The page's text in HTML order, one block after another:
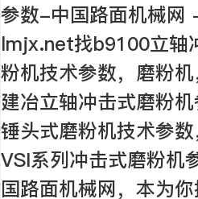
参数-中国路面机械网
lmjx.net找b9100立轴
粉机技术参数，磨粉
建冶立轴冲击式磨粉机
锤头式磨粉机技术参
VSI系列冲击式磨粉机
国路面机械网，本为